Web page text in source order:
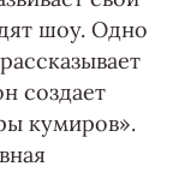
шоу. Одно
создает
кумиров».